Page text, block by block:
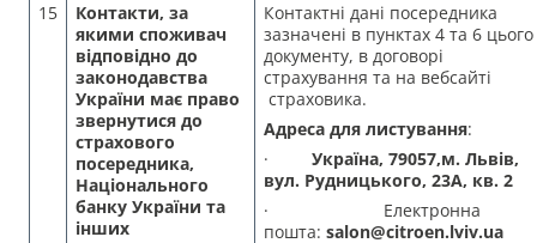
15
Контакти, за
якими споживач
відповідно до
законодавства
України має право
звернутися до
страхового
посередника,
Національного
банку України та
інших
Контактні дані посередника
зазначені в пунктах 4 та 6 цього
документу, в договорі
страхування та на вебсайті
страховика.
Адреса для листування:
· Україна, 79057,м. Львів,
вул. Рудницького, 23А, кв. 2
· Електронна
пошта: salon@citroen.lviv.ua